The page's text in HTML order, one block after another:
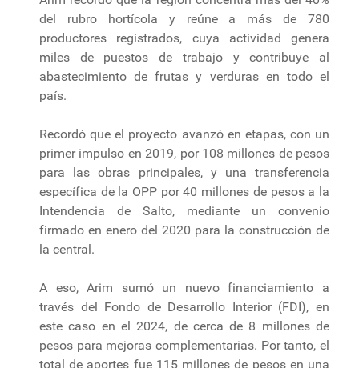
del rubro hortícola y reúne a más de 780
productores registrados, cuya actividad genera
miles de puestos de trabajo y contribuye al
abastecimiento de frutas y verduras en todo el
país.
Recordó que el proyecto avanzó en etapas, con un
primer impulso en 2019, por 108 millones de pesos
para las obras principales, y una transferencia
específica de la OPP por 40 millones de pesos a la
Intendencia de Salto, mediante un convenio
firmado en enero del 2020 para la construcción de
la central.
A eso, Arim sumó un nuevo financiamiento a
través del Fondo de Desarrollo Interior (FDI), en
este caso en el 2024, de cerca de 8 millones de
pesos para mejoras complementarias. Por tanto, el
total de aportes fue 115 millones de pesos en una